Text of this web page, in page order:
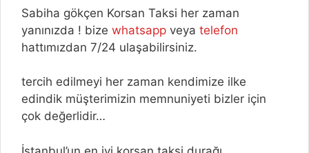
Sabiha gökçen Korsan Taksi her zaman
yanınızda ! bize whatsapp veya telefon
hattımızdan 7/24 ulaşabilirsiniz.
tercih edilmeyi her zaman kendimize ilke
edindik müşterimizin memnuniyeti bizler için
çok değerlidir…